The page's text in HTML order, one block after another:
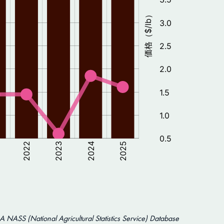
NASS (National Agricultural Statistics Service) Database